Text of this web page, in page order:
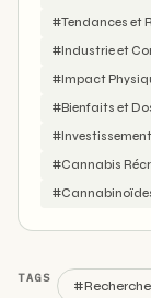
#Tendances et
#Industrie et
#Impact
#Bienfaits et
#Cannabis
TAGS